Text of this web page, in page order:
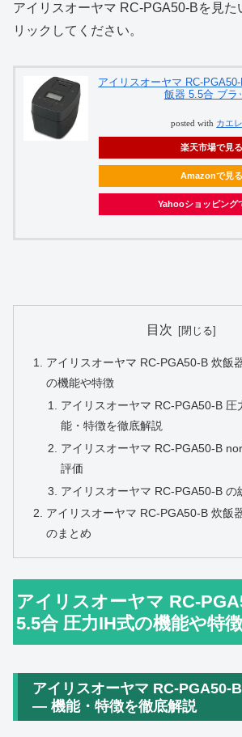
アイリスオーヤマ RC‑PGA50‑Bを見た
リックしてください。
アイリスオーヤマ RC-
飯器 5.5合 ブラ
posted with カエ
楽天市場で見る
Amazonで見る
Yahooショッピング
目次
アイリスオーヤマ RC-PGA50-B 炊飯
の機能や特徴
アイリスオーヤマ RC‑PGA50‑B
能・特徴を徹底解説
アイリスオーヤマ RC‑PGA50‑B
評価
アイリスオーヤマ RC‑PGA50‑B の
アイリスオーヤマ RC-PGA50-B 炊飯
のまとめ
アイリスオーヤマ RC-
5.5合 圧力IH式の機能や特徴
アイリスオーヤマ
― 機能・特徴を徹底解説